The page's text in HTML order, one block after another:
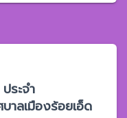
ระจำ
าลเมืองร้อยเอ็ด